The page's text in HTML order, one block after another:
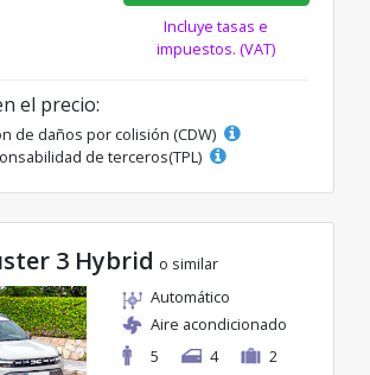
Incluye tasas e
impuestos. (VAT)
el precio:
de daños por colisión (CDW)
de terceros(TPL)
3 Hybrid o similar
Automático
Aire acondicionado
5
4 2